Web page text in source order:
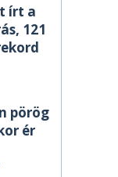
írt a
121
pörög
ér